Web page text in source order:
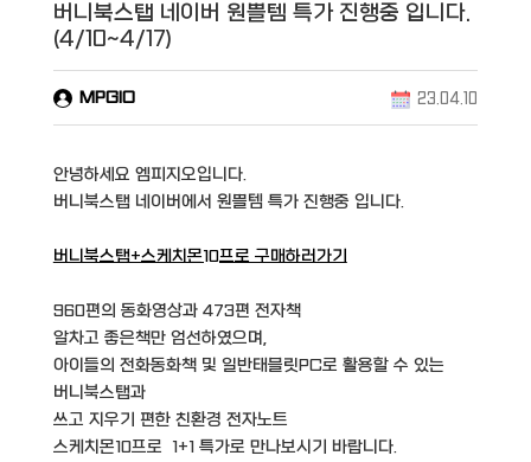
버니북스탭 네이버 원쁠템 특가 진행중 입니다.
(4/10~4/17)
MPGIO 23.04.10
안녕하세요 엠피지오입니다.
버니북스탭 네이버에서 원쁠템 특가 진행중 입니다.
버니북스탭+스케치몬10프로 구매하러가기
960편의 동화영상과 473편 전자책
알차고 좋은책만 엄선하였으며,
아이들의 전화동화책 및 일반태블릿PC로 활용할 수 있는
버니북스탭과
쓰고 지우기 편한 친환경 전자노트
스케치몬10프로 1+1 특가로 만나보시기 바랍니다.